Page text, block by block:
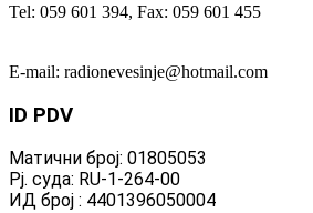
Tel: 059 601 394, Fax: 059 601 455
E-mail: radionevesinje@hotmail.com
ID PDV
Матични број: 01805053
Рј. суда: RU-1-264-00
ИД број : 4401396050004